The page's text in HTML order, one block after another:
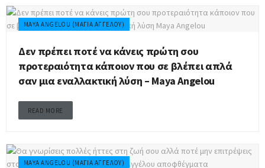
MAYA ANGELOU (ΜΆΓΙΑ ΑΓΓΈΛΟΥ)
Δεν πρέπει ποτέ να κάνεις πρώτη σου
προτεραιότητα κάποιον που σε βλέπει απλά
σαν μια εναλλακτική λύση – Maya Angelou
READ MORE
MAYA ANGELOU (ΜΆΓΙΑ ΑΓΓΈΛΟΥ)